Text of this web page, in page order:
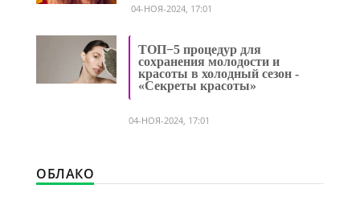
04-НОЯ-2024, 17:01
ТОП−5 процедур для
сохранения молодости и
красоты в холодный сезон -
«Секреты красоты»
04-НОЯ-2024, 17:01
ОБЛАКО